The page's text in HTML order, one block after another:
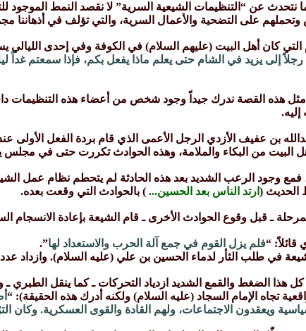
نتحدث عن “التنظيمات الشيعية السرية” لا نقصد النمط الموجود
على التضحية والأعمال السرية، والتي تؤلف في أذهاننا
التي كان أهل البيت (عليهم السلام) في الكوفة وفي إحدى
إلى يزيد في الشام حتى يعلم ماذا يفعل بكم، فإذا سمعتم غداً
هذه القصة ندرك جيداً وجود شخص من أعضاء هذه التنظيمات
بن عفيف الأزدي الرجل الأعمى الذي قام بردة الفعل
البيت من البكاء والملامة، وهذه الحوادث تكررت حتى في مجلس
فمع وجود الرعب الشديد بعد هذه الحادثة لم يتحطم نظام عمل
الحديث ( ارتد الناس بعد الحسين... ) بالحوادث التي وقعت بعده.
ـ قبل وقوع الحوادث الأخرى ـ قام الشيعة بإعادة الانسجام
قائلاً: “فلم يزل القوم في جمع آلة الحرب والاستعداد لها”.
في طلب الثأر لدماء الحسين بن علي (عليه السلام). وازداد
كل هذا الضغط والقمع الشديد ازدياد التحركات ـ كما ينقل
تجاه الإمام السجاد (عليه السلام) ولكنه أدرك هذه الحقيقة): “
ويعقدون الاجتماعات، ولهم القادة والقوى العسكرية. وكان